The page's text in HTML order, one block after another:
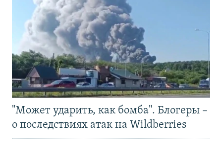
"Может ударить, как бомба". Блогеры –
о последствиях атак на Wildberries